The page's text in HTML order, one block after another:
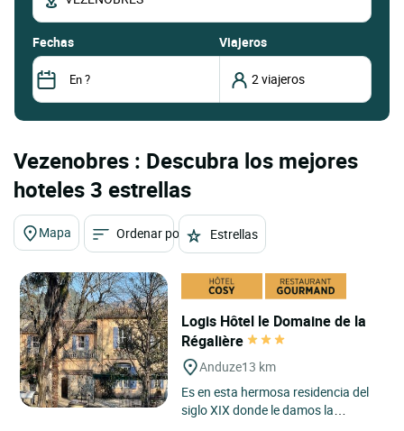
fechas Viajeros
Vezenobres : Descubra los mejores
hoteles 3 estrellas
Mapa Ordenar por Estrellas
Logis Hôtel le Domaine de la
Régalière
Anduze13 km
Es en esta hermosa residencia del
siglo XIX donde le damos la